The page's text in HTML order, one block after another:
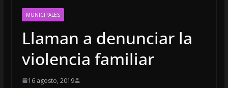
MUNICIPALES
Llaman a denunciar la
violencia familiar
16 agosto, 2019